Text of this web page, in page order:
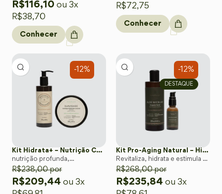
R$116,10 ou 3x
R$38,70
Conhecer
R$72,75
Conhecer
-12%
Kit Hidrata+ – Nutrição Corporal Profunda
nutrição profunda,
luminosidade natural e uma
pele macia
R$238,00por
R$209,44 ou 3x
-12%
DESTAQUE
Kit Pro-Aging Natural – Hidratação e Firmeza Facial
Revitaliza, hidrata e estimula a
firmeza da pele de forma
natural e segura.
R$268,00por
R$235,84 ou 3x